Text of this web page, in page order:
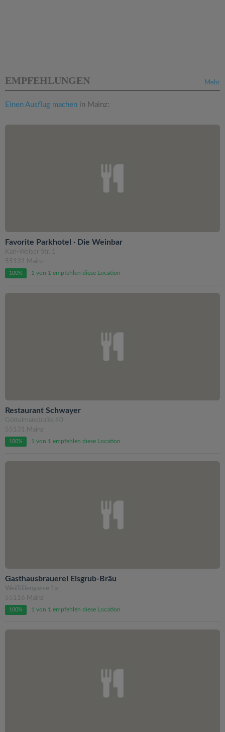
Mehr
EMPFEHLUNGEN
Einen Ausflug machen in Mainz:
Favorite Parkhotel · Die Weinbar
Karl-Weiser Str. 1
55131 Mainz
100% 1 von 1 empfehlen diese Location
Restaurant Schwayer
Göttelmanstraße 40
55131 Mainz
100% 1 von 1 empfehlen diese Location
Gasthausbrauerei Eisgrub-Bräu
Weißliliengasse 1a
55116 Mainz
100% 1 von 1 empfehlen diese Location